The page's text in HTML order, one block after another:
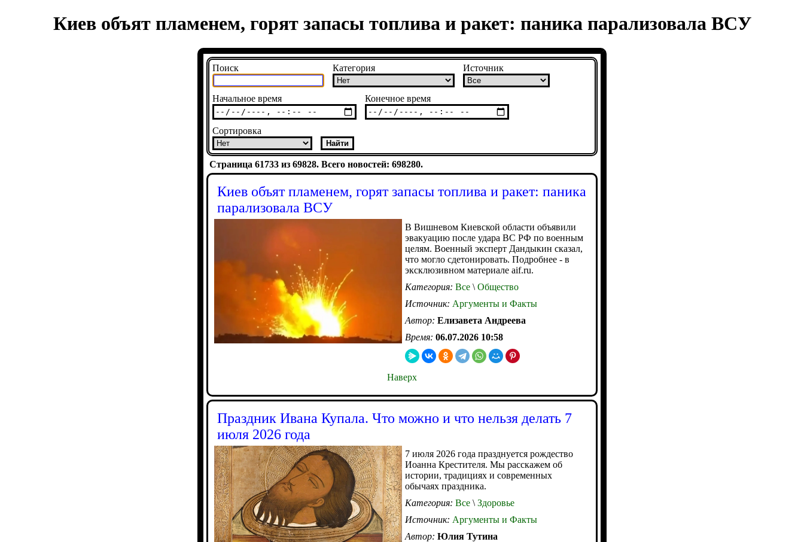
Киев объят пламенем, горят запасы топлива и ракет: паника парализовала ВСУ
Поиск Категория Источник
Начальное время Конечное время
Сортировка
Страница 61733 из 69828. Всего новостей: 698280.
Киев объят пламенем, горят запасы топлива и ракет: паника
парализовала ВСУ
В Вишневом Киевской области объявили
эвакуацию после удара ВС РФ по военным
целям. Военный эксперт Дандыкин сказал,
что могло сдетонировать. Подробнее - в
эксклюзивном материале aif.ru.
Категория: Все \ Общество
Источник: Аргументы и Факты
Автор: Елизавета Андреева
Время: 06.07.2026 10:58
Наверх
Праздник Ивана Купала. Что можно и что нельзя делать 7
июля 2026 года
7 июля 2026 года празднуется рождество
Иоанна Крестителя. Мы расскажем об
истории, традициях и современных
обычаях праздника.
Категория: Все \ Здоровье
Источник: Аргументы и Факты
Автор: Юлия Тутина